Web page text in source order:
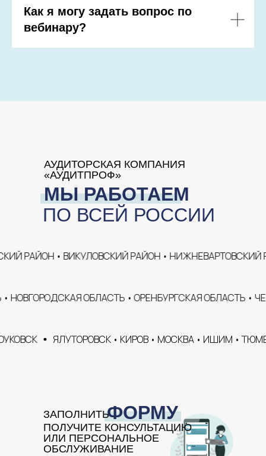
Как я могу задать вопрос по
вебинару?
АУДИТОРСКАЯ КОМПАНИЯ
«АУДИТПРОФ»
МЫ РАБОТАЕМ
ПО ВСЕЙ РОССИИ
• ВИКУЛОВСКИЙ РАЙОН • НИЖНЕВАРТОВСКИЙ
ОБЛАСТЬ • ОРЕНБУРГСКАЯ ОБЛАСТЬ
ЯЛУТОРОВСК • КИРОВ • МОСКВА • ИШИМ • ТЮМЕНЬ •
ФОРМУ
ЗАПОЛНИТЬ
ПОЛУЧИТЕ КОНСУЛЬТАЦИЮ
ИЛИ ПЕРСОНАЛЬНОЕ
ОБСЛУЖИВАНИЕ